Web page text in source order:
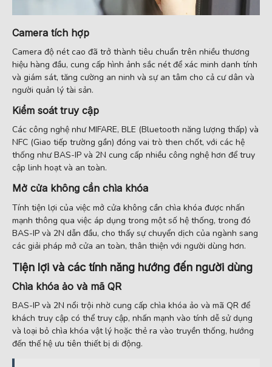
Camera tích hợp
Camera độ nét cao đã trở thành tiêu chuẩn trên nhiều thương
hiệu hàng đầu, cung cấp hình ảnh sắc nét để xác minh danh tính
và giám sát, tăng cường an ninh và sự an tâm cho cả cư dân và
người quản lý tài sản.
Kiểm soát truy cập
Các công nghệ như MIFARE, BLE (Bluetooth năng lượng thấp) và
NFC (Giao tiếp trường gần) đóng vai trò then chốt, với các hệ
thống như BAS-IP và 2N cung cấp nhiều công nghệ hơn để truy
cập linh hoạt và an toàn.
Mở cửa không cần chìa khóa
Tính tiện lợi của việc mở cửa không cần chìa khóa được nhấn
mạnh thông qua việc áp dụng trong một số hệ thống, trong đó
BAS-IP và 2N dẫn đầu, cho thấy sự chuyển dịch của ngành sang
các giải pháp mở cửa an toàn, thân thiện với người dùng hơn.
Tiện lợi và các tính năng hướng đến người dùng
Chìa khóa ảo và mã QR
BAS-IP và 2N nổi trội nhờ cung cấp chìa khóa ảo và mã QR để
khách truy cập có thể truy cập, nhấn mạnh vào tính dễ sử dụng
và loại bỏ chìa khóa vật lý hoặc thẻ ra vào truyền thống, hướng
đến thế hệ ưu tiên thiết bị di động.